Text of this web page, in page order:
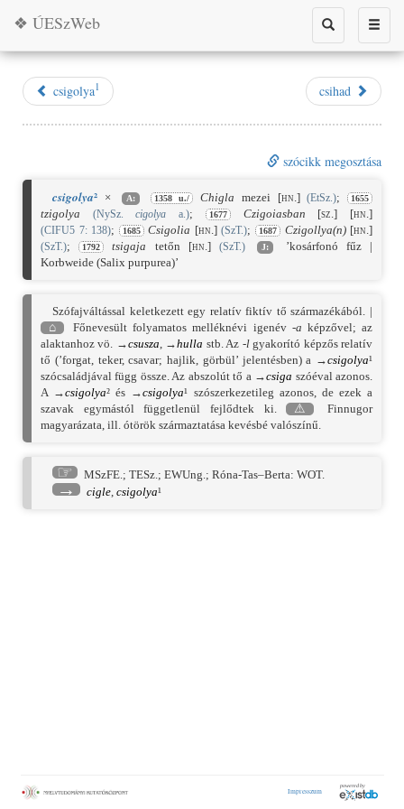
Toggle
Toggle
search
❖ ÚESzWeb
csigolya1 csihad
szócikk megosztása
csigolya² × A: 1358 u./ Chigla mezei[hn.] (EtSz.); 1655
tzigolya (NySz.cigolya a.); 1677 Czigoiasban [sz.] [hn.]
(CIFU5 7: 138); 1685 Csigolia [hn.] (SzT.); 1687 Czigollya(n)[hn.]
(SzT.); 1792 tsigaja tetőn [hn.] (SzT.) J:
’kosárfonó fűz |
Korbweide (Salix purpurea)’
Szófajváltással keletkezett egy relatív fiktív tő származékából. |
⌂
Főnevesült folyamatos melléknévi igenév -a képzővel; az
alaktanhoz vö. →csusza, →hulla stb. Az -lgyakorító képzős relatív
tő (’forgat, teker, csavar; hajlik, görbül’ jelentésben) a →csigolya¹
szócsaládjával függ össze. Az abszolút tő a →csiga szóéval azonos.
A →csigolya² és →csigolya¹ szószerkezetileg azonos, de ezek a
szavak egymástól függetlenül fejlődtek ki.
⚠
Finnugor
magyarázata, ill. ótörök származtatása kevésbé valószínű.
☞ MSzFE.;TESz.;EWUng.;Róna-Tas–Berta: WOT.
→ cigle,csigolya¹